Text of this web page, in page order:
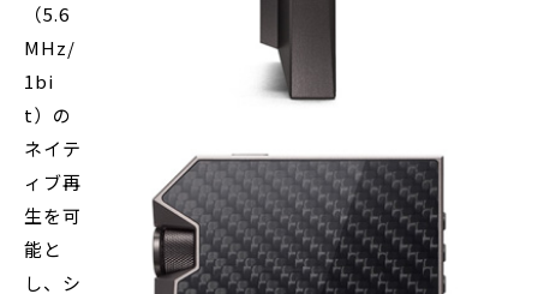
（5.6
MHz/
1bi
t）の
ネイテ
ィブ再
生を可
能と
し、シ